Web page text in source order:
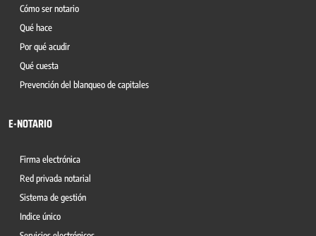
Cómo ser notario
Qué hace
Por qué acudir
Qué cuesta
Prevención del blanqueo de capitales
E-NOTARIO
Firma electrónica
Red privada notarial
Sistema de gestión
Indice único